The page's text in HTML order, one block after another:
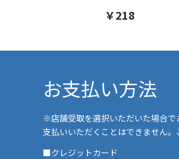
￥218
お支払い方法
※店舗受取を選択いただいた場合で
支払いいただくことはできません。
■クレジットカード